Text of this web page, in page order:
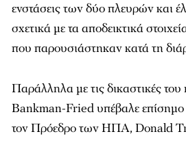
ενστάσεις των δύο πλευρών και
σχετικά με τα αποδεικτικά
που παρουσιάστηκαν κατά τη
Παράλληλα με τις δικαστικές
Bankman-Fried υπέβαλε επίσημο
τον Πρόεδρο των ΗΠΑ, Donald